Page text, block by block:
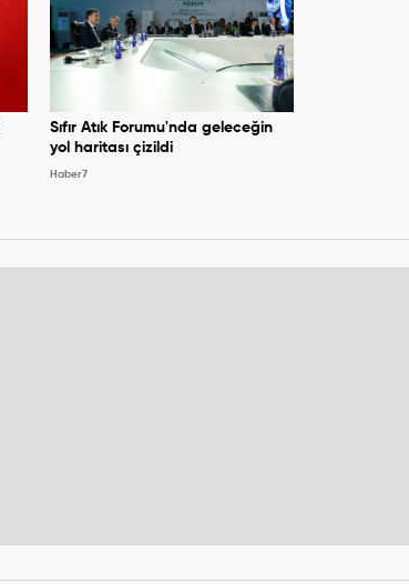
Sıfır Atık Forumu'nda geleceğin
yol haritası çizildi
Haber7